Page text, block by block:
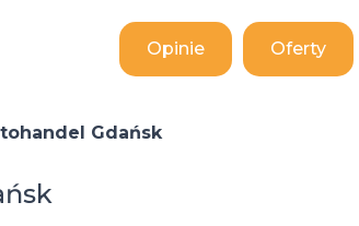
Opinie Oferty
Gdańsk